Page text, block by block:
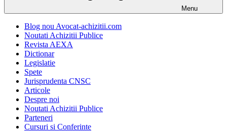
Menu
Blog nou Avocat-achizitii.com
Noutati Achizitii Publice
Revista AEXA
Dictionar
Legislatie
Spete
Jurisprudenta CNSC
Articole
Despre noi
Noutati Achizitii Publice
Parteneri
Cursuri si Conferinte